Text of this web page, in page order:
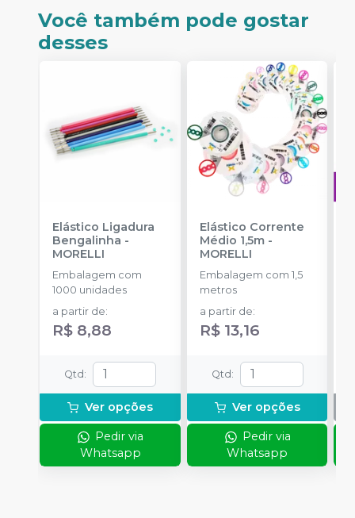
Você também pode gostar
desses
Elástico Ligadura
Bengalinha -
MORELLI
Embalagem com
1000 unidades
a partir de:
R$ 8,88
Qtd :
Ver opções
Pedir via
Whatsapp
Elástico Corrente
Médio 1,5m-
MORELLI
Embalagem com 1,5
metros
a partir de:
R$ 13,16
Qtd :
Ver opções
Pedir via
Whatsapp